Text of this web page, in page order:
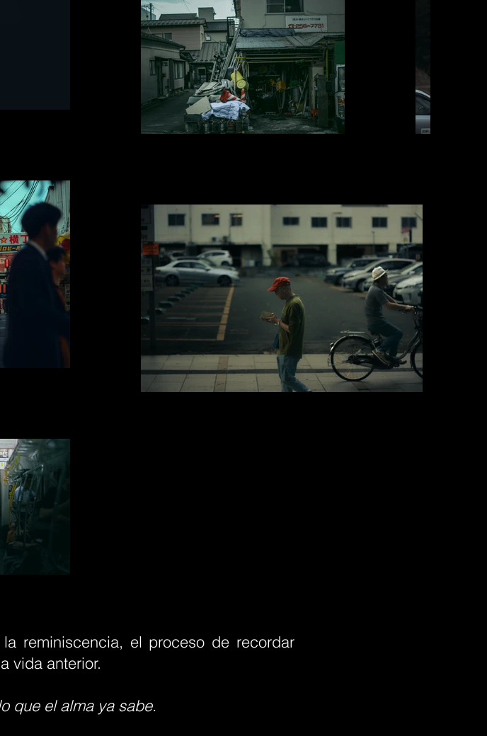
reminiscencia, el proceso de recordar
vida anterior.
que el alma ya sabe.